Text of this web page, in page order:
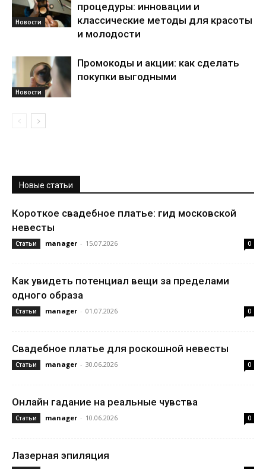
Новости
процедуры: инновации и
классические методы для красоты
и молодости
Новости
Промокоды и акции: как сделать
покупки выгодными
Новые статьи
Короткое свадебное платье: гид московской
невесты
Статьи manager - 15.07.2026 0
Как увидеть потенциал вещи за пределами
одного образа
Статьи manager - 01.07.2026 0
Свадебное платье для роскошной невесты
Статьи manager - 30.06.2026 0
Онлайн гадание на реальные чувства
Статьи manager - 10.06.2026 0
Лазерная эпиляция